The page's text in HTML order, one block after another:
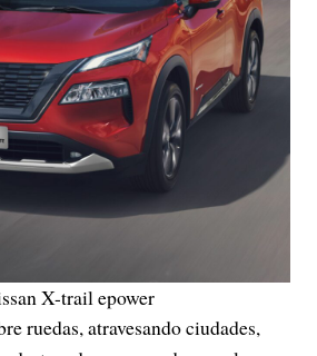
X-trail epower
ruedas, atravesando ciudades,